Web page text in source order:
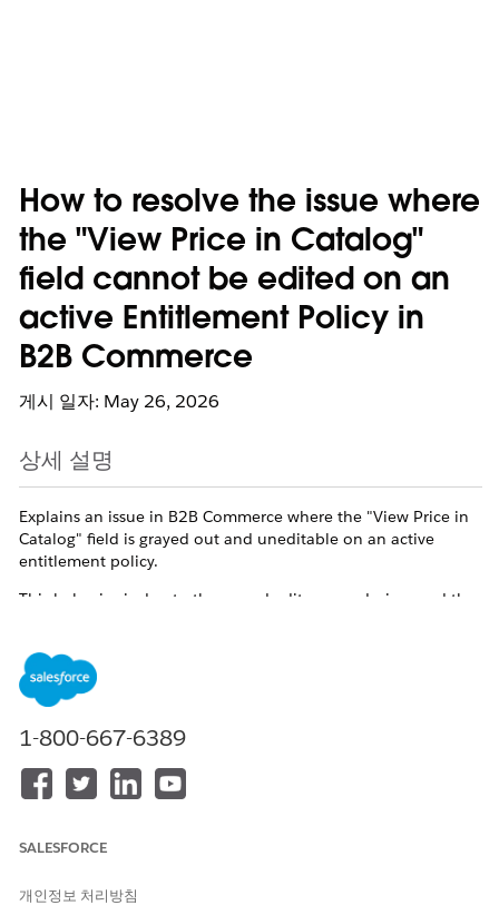
How to resolve the issue where
the "View Price in Catalog"
field cannot be edited on an
active Entitlement Policy in
B2B Commerce
게시 일자: May 26, 2026
상세 설명
Explains an issue in B2B Commerce where the "View Price in
Catalog" field is grayed out and uneditable on an active
entitlement policy.
This behavior is due to the record edit screen design, and the
솔루션
Entitlement Policy record, follow these steps.
Open the Entitlement Policy record you want to edit.
Click the [Edit] button to enter edit mode.
1-800-667-6389
SALESFORCE
개인정보 처리방침